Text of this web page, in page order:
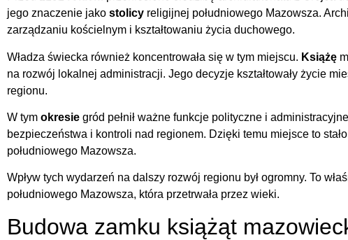
jego znaczenie jako stolicy religijnej południowego Mazowsza.
zarządzaniu kościelnym i kształtowaniu życia duchowego.
Władza świecka również koncentrowała się w tym miejscu. Książę
na rozwój lokalnej administracji. Jego decyzje kształtowały życie
regionu.
W tym okresie gród pełnił ważne funkcje polityczne i
bezpieczeństwa i kontroli nad regionem. Dzięki temu miejsce to
południowego Mazowsza.
Wpływ tych wydarzeń na dalszy rozwój regionu był ogromny. To
południowego Mazowsza, która przetrwała przez wieki.
Budowa zamku książąt